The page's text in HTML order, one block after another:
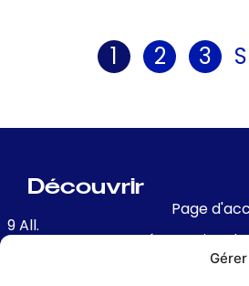
1 2 3
9 All.
Découvrir
Page
Présentation de
Avantages de